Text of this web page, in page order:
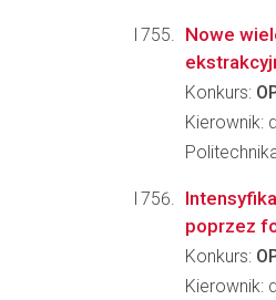
Nowe
Konkurs:
Kierownik:
poprzez
Konkurs:
Kierownik: